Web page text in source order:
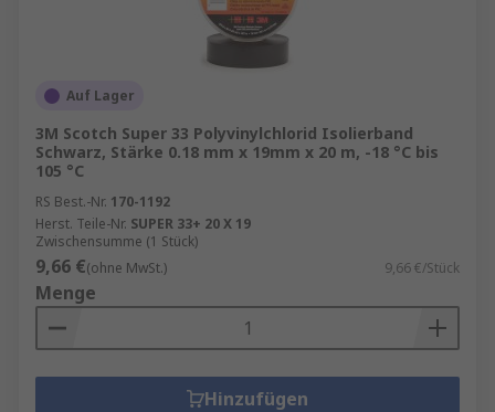
Auf Lager
3M Scotch Super 33 Polyvinylchlorid Isolierband
Schwarz, Stärke 0.18 mm x 19mm x 20 m, -18 °C bis
105 °C
RS Best.-Nr. 170-1192
Herst. Teile-Nr. SUPER 33+ 20 X 19
Zwischensumme (1 Stück)
9,66 €(ohne MwSt.) 9,66 €/Stück
Menge
Hinzufügen